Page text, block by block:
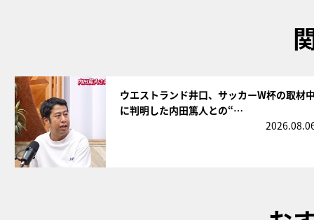
ウエストランド井口、サッカーW杯の取材
に判明した内田篤人との“…